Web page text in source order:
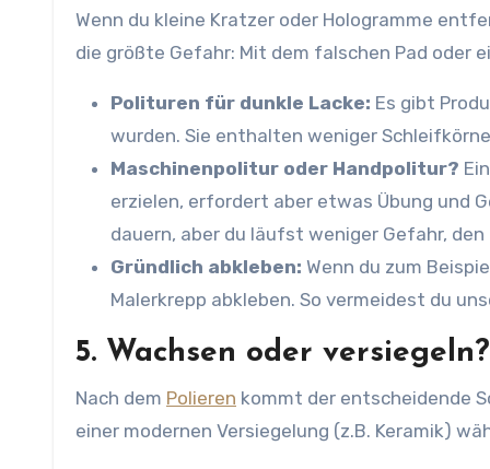
Wenn du kleine Kratzer oder Hologramme
die größte Gefahr: Mit dem falschen Pad oder
Polituren für dunkle Lacke: Es gibt
wurden. Sie enthalten weniger
Maschinenpolitur oder Handpolitur?
erzielen, erfordert aber etwas Übung und
dauern, aber du läufst weniger Gefahr,
Gründlich abkleben: Wenn du zum
Malerkrepp abkleben. So vermeidest du
5. Wachsen oder versiegeln?
Nach dem Polieren kommt der entscheidende
einer modernen Versiegelung (z.B. Keramik)